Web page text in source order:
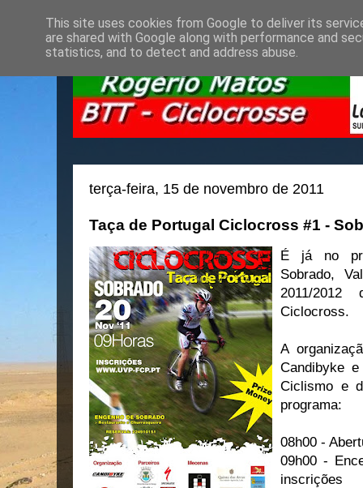
terça-feira, 15 de novembro de 2011
Taça de Portugal Ciclocross #1 -
É já no
Sobrado,
2011/
Ciclocross.
A
Candibyke
Ciclismo e
programa:
08h00 -
09h00 -
inscrições
This site uses cookies from Google to deliver its
are shared with Google along with performance and
statistics, and to detect and address abuse.